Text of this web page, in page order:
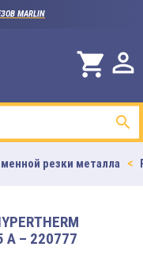
MARLIN

shopping_cart

резки металла
A – 220777